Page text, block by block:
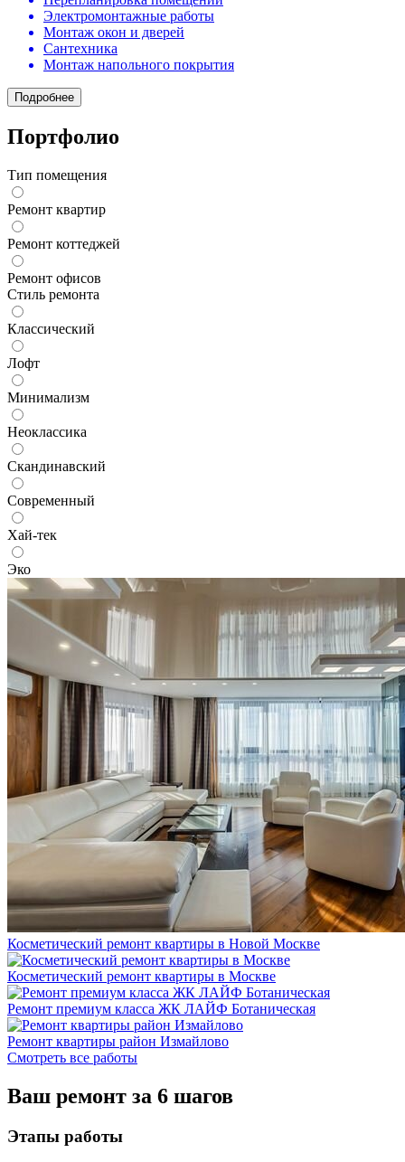
Электромонтажные работы
Монтаж окон и дверей
Сантехника
Монтаж напольного покрытия
Подробнее
Портфолио
Тип помещения
Ремонт квартир
Ремонт коттеджей
Ремонт офисов
Стиль ремонта
Классический
Лофт
Минимализм
Неоклассика
Скандинавский
Современный
Хай-тек
Эко
Косметический ремонт квартиры в Новой Москве
Косметический ремонт квартиры в Москве
Ремонт премиум класса ЖК ЛАЙФ Ботаническая
Ремонт квартиры район Измайлово
Смотреть все работы
Ваш ремонт за 6 шагов
Этапы работы